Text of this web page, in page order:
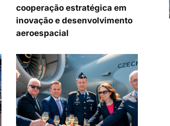
cooperação estratégica em
inovação e desenvolvimento
aeroespacial